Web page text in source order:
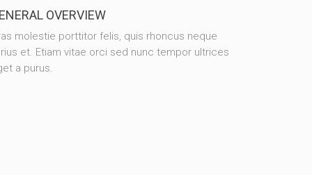
OVERVIEW
molestie porttitor felis, quis rhoncus neque
et. Etiam vitae orci sed nunc tempor ultrices
a purus.